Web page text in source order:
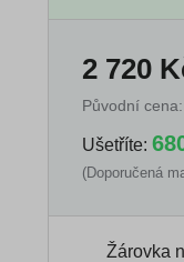
2 720
Původní
Ušetříte:
(Doporučená
Žárovka